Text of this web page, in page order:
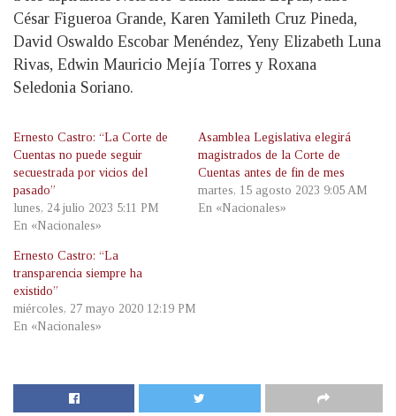
César Figueroa Grande, Karen Yamileth Cruz Pineda,
David Oswaldo Escobar Menéndez, Yeny Elizabeth Luna
Rivas, Edwin Mauricio Mejía Torres y Roxana
Seledonia Soriano.
Ernesto Castro: “La Corte de
Cuentas no puede seguir
secuestrada por vicios del
pasado”
lunes, 24 julio 2023 5:11 PM
En «Nacionales»
Asamblea Legislativa elegirá
magistrados de la Corte de
Cuentas antes de fin de mes
martes, 15 agosto 2023 9:05 AM
En «Nacionales»
Ernesto Castro: “La
transparencia siempre ha
existido”
miércoles, 27 mayo 2020 12:19 PM
En «Nacionales»